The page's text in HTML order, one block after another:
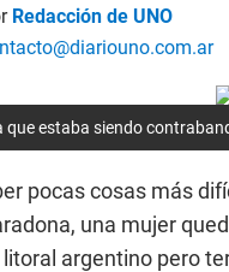
Redacción de UNO
que estaba siendo
pocas cosas más
una mujer
argentino pero